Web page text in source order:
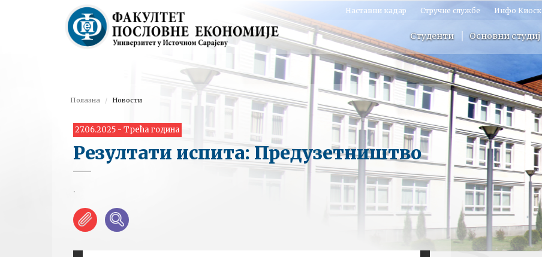
Наставни кадар Стручне службе Инфо Киоск
Студенти Основни студиј
Полазна Новости
27.06.2025 - Трећа година
Резултати испита: Предузетништво
.